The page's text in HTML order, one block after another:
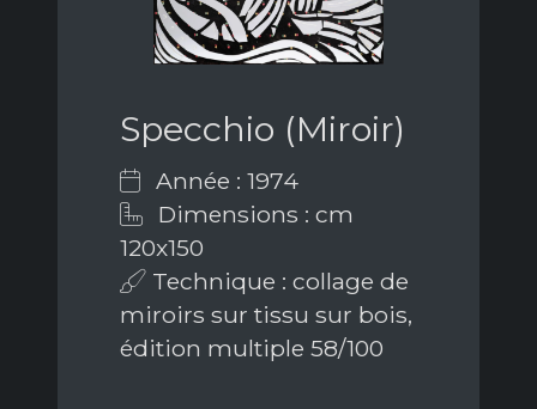
Specchio (Miroir)
Année : 1974
Dimensions : cm
120x150
Technique : collage de
miroirs sur tissu sur bois,
édition multiple 58/100